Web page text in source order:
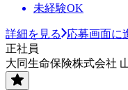
未経験OK
詳細を見る
応募画面に
正社員
大同生命保険株式会社